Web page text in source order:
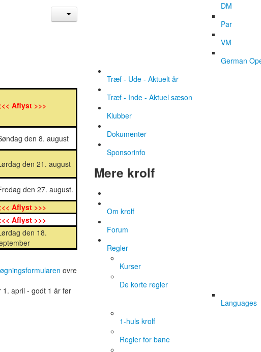
Aflyst >>>
den 8. august
den 21. august
den 27. august.
Aflyst >>>
Aflyst >>>
den 18.
ovre
april - godt 1 år før
DM
Par
VM
German
Træf - Ude - Aktuelt år
Træf - Inde - Aktuel sæson
Klubber
Dokumenter
Sponsorinfo
Mere krolf
Om krolf
Forum
Regler
Kurser
De korte regler
Languages
1-huls krolf
Regler for bane